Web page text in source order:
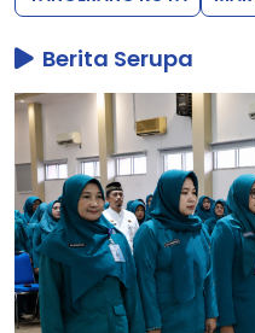
Berita Serupa